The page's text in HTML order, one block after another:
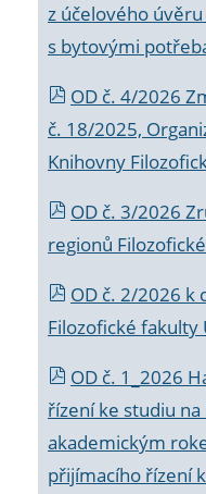
z účelového
s bytovými
OD č. 4/2026
č. 18/2025,
Knihovny
OD č. 3/2026
regionů
OD č. 2/2026 k
Filozofické
OD č. 1_2026
řízení ke studiu na
akademickým
přijímacího řízení